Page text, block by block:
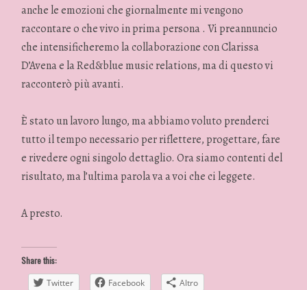
anche le emozioni che giornalmente mi vengono
raccontare o che vivo in prima persona . Vi preannuncio
che intensificheremo la collaborazione con Clarissa
D’Avena e la Red&blue music relations, ma di questo vi
racconterò più avanti.
È stato un lavoro lungo, ma abbiamo voluto prenderci
tutto il tempo necessario per riflettere, progettare, fare
e rivedere ogni singolo dettaglio. Ora siamo contenti del
risultato, ma l’ultima parola va a voi che ci leggete.
A presto.
Share this:
Twitter
Facebook Altro